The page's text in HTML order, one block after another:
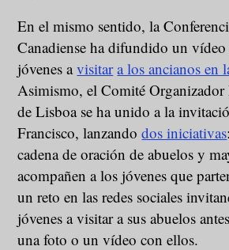
En el mismo sentido, la
Canadiense ha difundido un
jóvenes avisitar a los ancianos en
Asimismo, el Comité
de Lisboa se ha unido a la
Francisco, lanzandodos iniciativas
cadena de oración de abuelos y
acompañen a los jóvenes que
un reto en las redes sociales
jóvenes a visitar a sus abuelos
una foto o un vídeo con ellos.